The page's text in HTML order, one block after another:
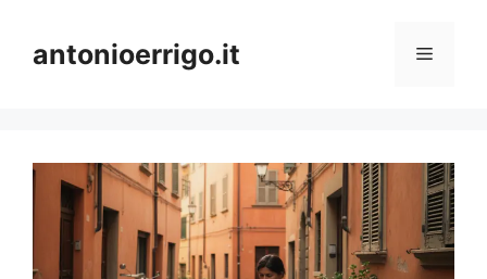
contenuto
antonioerrigo.it Menu